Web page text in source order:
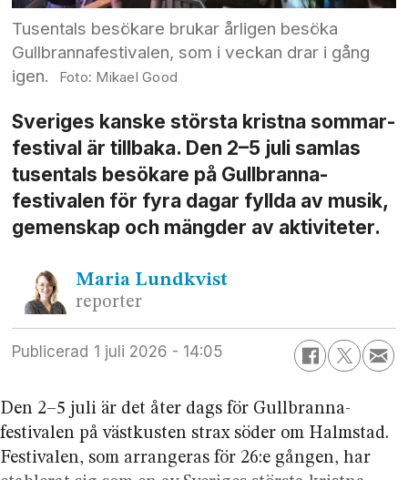
Tusentals besökare brukar årligen besöka
Gullbrannafestivalen, som i veckan drar i gång
igen.
Mikael Good
Sveriges kanske största kristna sommar­
festival är tillbaka. Den 2–5 juli samlas
tusentals besökare på Gullbranna­
festivalen för fyra dagar fyllda av musik,
gemenskap och mängder av aktiviteter.
Maria Lundkvist
reporter
Publicerad 1 juli 2026 - 14:05
Den 2–5 juli är det åter dags för Gullbranna­
festivalen på västkusten strax söder om Halmstad.
Festivalen, som arrangeras för 26:e gången, har